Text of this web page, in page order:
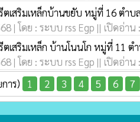
เสริมเหล็กบ้านขยับ หมู่ที่ 16 ตำบ
| โดย : ระบบ rss Egp || เปิดอ่าน
เสริมเหล็ก บ้านโนนโก หมู่ที่ 11 ต
| โดย : ระบบ rss Egp || เปิดอ่าน
าร)
1 2 3 4 5 6 7